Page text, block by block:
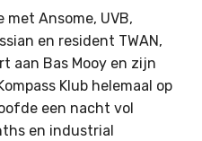
met Ansome, UVB,
en resident TWAN,
aan Bas Mooy en zijn
Klub helemaal op
een nacht vol
en industrial